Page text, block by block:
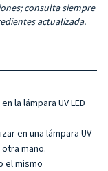
consulta siempre
actualizada.
la lámpara UV LED
en una lámpara UV
mano.
el mismo